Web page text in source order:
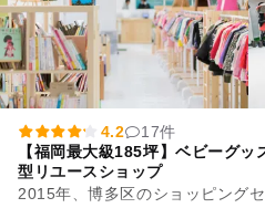
4.2
17件
【福岡最大級185坪】ベビーグ
型リユースショップ
2015年、博多区のショッピング